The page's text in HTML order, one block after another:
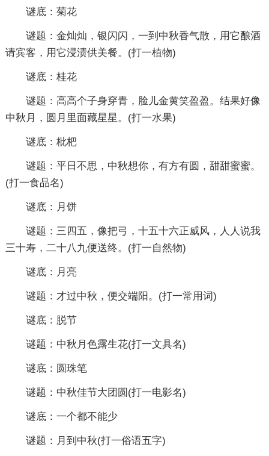
谜底：菊花
谜题：金灿灿，银闪闪，一到中秋香气散，用它酿酒
请宾客，用它浸渍供美餐。(打一植物)
谜底：桂花
谜题：高高个子身穿青，脸儿金黄笑盈盈。结果好像
中秋月，圆月里面藏星星。(打一水果)
谜底：枇杷
谜题：平日不思，中秋想你，有方有圆，甜甜蜜蜜。
(打一食品名)
谜底：月饼
谜题：三四五，像把弓，十五十六正威风，人人说我
三十寿，二十八九便送终。(打一自然物)
谜底：月亮
谜题：才过中秋，便交端阳。(打一常用词)
谜底：脱节
谜题：中秋月色露生花(打一文具名)
谜底：圆珠笔
谜题：中秋佳节大团圆(打一电影名)
谜底：一个都不能少
谜题：月到中秋(打一俗语五字)